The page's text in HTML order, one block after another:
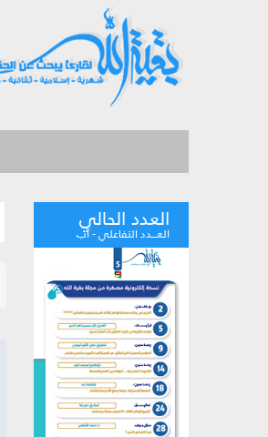
العدد الحالي
العـــدد التفاعلي - آب